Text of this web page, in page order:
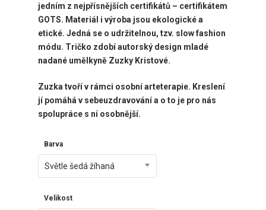
jedním z nejpřísnějších certifikátů – certifikátem
GOTS. Materiál i výroba jsou ekologické a
etické. Jedná se o udržitelnou, tzv. slow fashion
módu. Tričko zdobí autorský design mladé
nadané umělkyně Zuzky Kristové.
Zuzka tvoří v rámci osobní arteterapie. Kreslení
jí pomáhá v sebeuzdravování a o to je pro nás
spolupráce s ní osobnější.
Barva
Světle šedá žíhaná
Velikost